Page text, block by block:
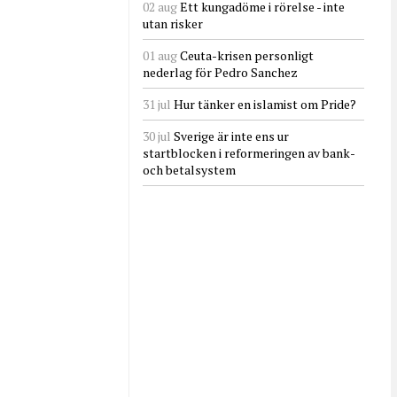
02 augEtt kungadöme i rörelse - inte
utan risker
01 augCeuta-krisen personligt
nederlag för Pedro Sanchez
31 jul Hur tänker en islamist om Pride?
30 jul Sverige är inte ens ur
startblocken i reformeringen av bank-
och betalsystem